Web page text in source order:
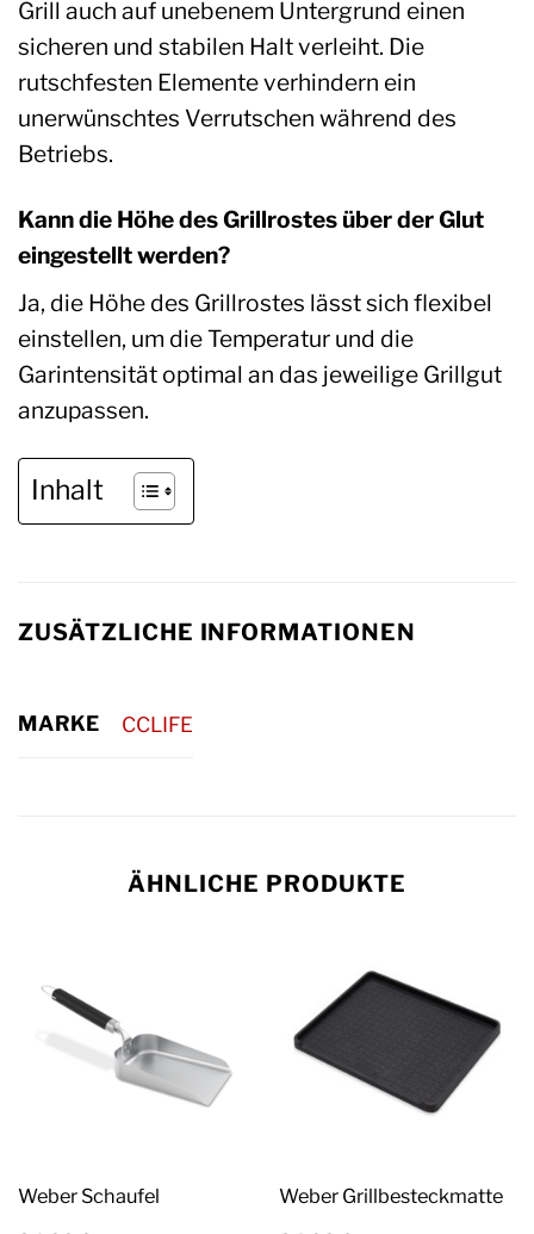
Grill auch auf unebenem Untergrund einen
sicheren und stabilen Halt verleiht. Die
rutschfesten Elemente verhindern ein
unerwünschtes Verrutschen während des
Betriebs.
Kann die Höhe des Grillrostes über der Glut
eingestellt werden?
Ja, die Höhe des Grillrostes lässt sich flexibel
einstellen, um die Temperatur und die
Garintensität optimal an das jeweilige Grillgut
anzupassen.
Inhalt
ZUSÄTZLICHE INFORMATIONEN
MARKE CCLIFE
ÄHNLICHE PRODUKTE
Weber Schaufel
Weber Grillbesteckmatte